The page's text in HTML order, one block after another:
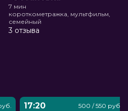
7 мин
короткометражка, мультфильм,
семейный
3 отзыва
17:20 500 / 550 руб.